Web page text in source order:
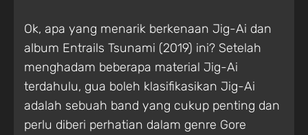
Ok, apa yang menarik berkenaan Jig-Ai dan
album Entrails Tsunami (2019) ini? Setelah
menghadam beberapa material Jig-Ai
terdahulu, gua boleh klasifikasikan Jig-Ai
adalah sebuah band yang cukup penting dan
perlu diberi perhatian dalam genre Gore